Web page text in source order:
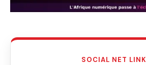
SOCIAL NET LINK